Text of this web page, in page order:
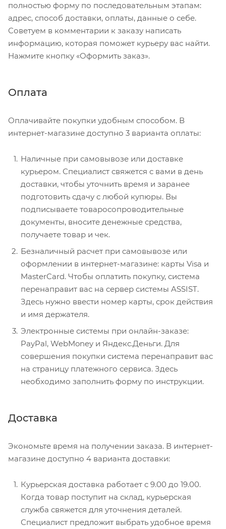
полностью форму по последовательным этапам:
адрес, способ доставки, оплаты, данные о себе.
Советуем в комментарии к заказу написать
информацию, которая поможет курьеру вас найти.
Нажмите кнопку «Оформить заказ».
Оплата
Оплачивайте покупки удобным способом. В
интернет-магазине доступно 3 варианта оплаты:
Наличные при самовывозе или доставке
курьером. Специалист свяжется с вами в день
доставки, чтобы уточнить время и заранее
подготовить сдачу с любой купюры. Вы
подписываете товаросопроводительные
документы, вносите денежные средства,
получаете товар и чек.
Безналичный расчет при самовывозе или
оформлении в интернет-магазине: карты Visa и
MasterCard. Чтобы оплатить покупку, система
перенаправит вас на сервер системы ASSIST.
Здесь нужно ввести номер карты, срок действия
и имя держателя.
Электронные системы при онлайн-заказе:
PayPal, WebMoney и Яндекс.Деньги. Для
совершения покупки система перенаправит вас
на страницу платежного сервиса. Здесь
необходимо заполнить форму по инструкции.
Доставка
Экономьте время на получении заказа. В интернет-
магазине доступно 4 варианта доставки:
Курьерская доставка работает с 9.00 до 19.00.
Когда товар поступит на склад, курьерская
служба свяжется для уточнения деталей.
Специалист предложит выбрать удобное время